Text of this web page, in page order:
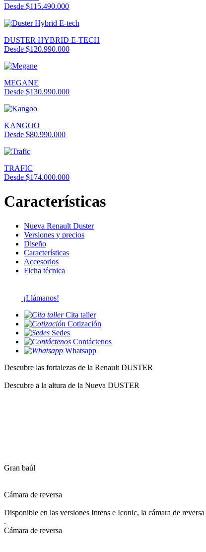
Desde $115.490.000
DUSTER HYBRID E-TECH
Desde $120.990.000
MEGANE
Desde $130.990.000
KANGOO
Desde $80.990.000
TRAFIC
Desde $174.000.000
Características
Nueva Renault Duster
Versiones y precios
Diseño
Características
Accesorios
Ficha técnica
¡Llámanos!
Cita taller
Cotización
Sedes
Contáctenos
Whatsapp
Descubre las fortalezas de la Renault DUSTER
Descubre a la altura de la Nueva DUSTER
Gran baúl
Cámara de reversa
Disponible en las versiones Intens e Iconic, la cámara de
.
Cámara de reversa